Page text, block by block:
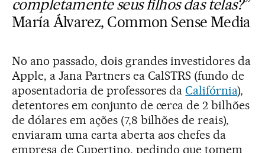
completamente seus filhos das telas?”
María Álvarez, Common Sense Media
No ano passado, dois grandes investidores da
Apple, a Jana Partners ea CalSTRS (fundo de
aposentadoria de professores daCalifórnia),
detentores em conjunto de cerca de 2 bilhões
de dólares em ações (7,8 bilhões de reais),
enviaram uma carta aberta aos chefes da
empresa de Cupertino, pedindo que tomem